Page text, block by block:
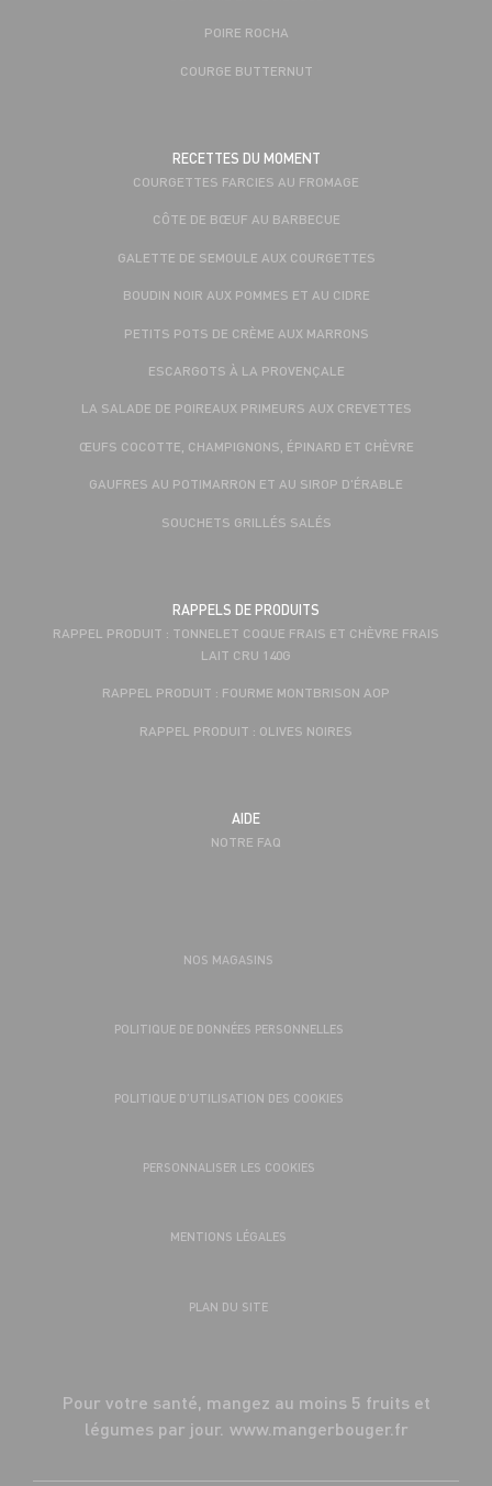
POIRE ROCHA
COURGE BUTTERNUT
RECETTES DU MOMENT
COURGETTES FARCIES AU FROMAGE
CÔTE DE BŒUF AU BARBECUE
GALETTE DE SEMOULE AUX COURGETTES
BOUDIN NOIR AUX POMMES ET AU CIDRE
PETITS POTS DE CRÈME AUX MARRONS
ESCARGOTS À LA PROVENÇALE
LA SALADE DE POIREAUX PRIMEURS AUX CREVETTES
ŒUFS COCOTTE, CHAMPIGNONS, ÉPINARD ET CHÈVRE
GAUFRES AU POTIMARRON ET AU SIROP D'ÉRABLE
SOUCHETS GRILLÉS SALÉS
RAPPELS DE PRODUITS
RAPPEL PRODUIT : TONNELET COQUE FRAIS ET CHÈVRE FRAIS
LAIT CRU 140G
RAPPEL PRODUIT : FOURME MONTBRISON AOP
RAPPEL PRODUIT : OLIVES NOIRES
AIDE
NOTRE FAQ
NOS MAGASINS
POLITIQUE DE DONNÉES PERSONNELLES
POLITIQUE D’UTILISATION DES COOKIES
PERSONNALISER LES COOKIES
MENTIONS LÉGALES
PLAN DU SITE
Pour votre santé, mangez au moins 5 fruits et
légumes par jour. www.mangerbouger.fr